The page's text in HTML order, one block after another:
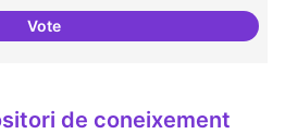
VoteDefinició del currículum del
de coneixement